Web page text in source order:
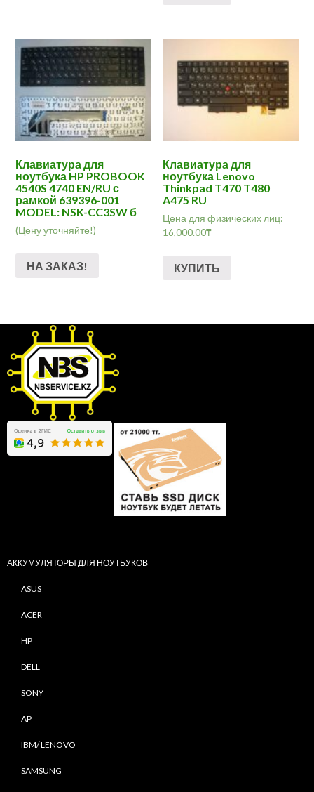
Клавиатура для
ноутбука HP PROBOOK
4540S 4740 EN/RU с
рамкой 639396-001
MODEL: NSK-CC3SW б
(Цену уточняйте!)
НА ЗАКАЗ!
Клавиатура для
ноутбука Lenovo
Thinkpad T470 T480
A475 RU
Цена для физических лиц:
16,000.00₸
КУПИТЬ
АККУМУЛЯТОРЫ ДЛЯ НОУТБУКОВ
ASUS
ACER
HP
DELL
SONY
AP
IBM/ LENOVO
SAMSUNG